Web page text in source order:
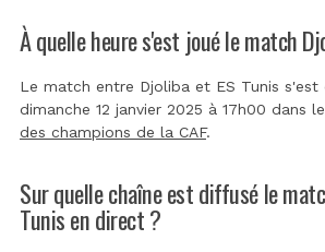
À quelle heure s'est joué le match
Le match entre Djoliba et ES Tunis s'est
dimanche 12 janvier 2025 à 17h00 dans
des champions de la CAF.
Sur quelle chaîne est diffusé le
Tunis en direct ?